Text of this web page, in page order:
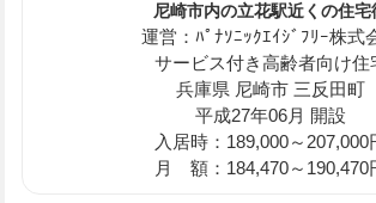
尼崎市内の立花駅近くの住宅
運営：ﾊﾟﾅｿﾆｯｸｴｲｼﾞﾌﾘｰ株式
サービス付き高齢者向け住
兵庫県 尼崎市 三反田町
平成27年06月 開設
入居時：189,000～207,000
月 額：184,470～190,470